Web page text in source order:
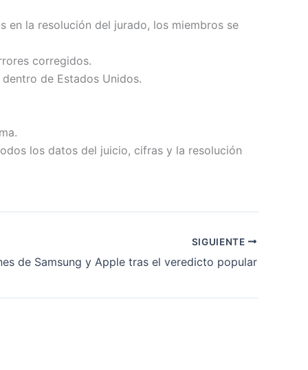
en la resolución del jurado, los miembros se
corregidos.
de Estados Unidos.
los datos del juicio, cifras y la resolución
SIGUIENTE
de Samsung y Apple tras el veredicto popular